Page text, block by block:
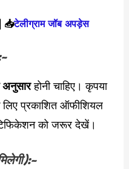
📥टेलीग्राम जॉब अपड़ेस
होनी चाहिए। कृपया
प्रकाशित ऑफीशियल
को जरूर देखें।